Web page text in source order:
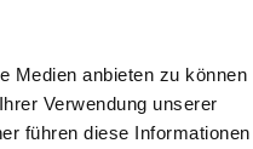
Medien anbieten zu können
Verwendung unserer
führen diese Informationen